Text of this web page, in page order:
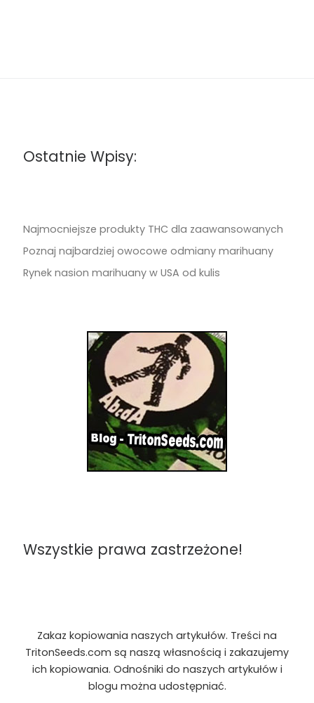
Ostatnie Wpisy:
Najmocniejsze produkty THC dla zaawansowanych
Poznaj najbardziej owocowe odmiany marihuany
Rynek nasion marihuany w USA od kulis
Wszystkie prawa zastrzeżone!
Zakaz kopiowania naszych artykułów. Treści na
TritonSeeds.com są naszą własnością i zakazujemy
ich kopiowania. Odnośniki do naszych artykułów i
blogu można udostępniać.